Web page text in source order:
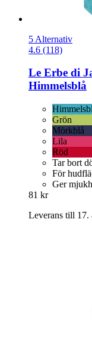
5 Alternativ
4.6 (118)
Le Erbe di
Himmelsblå
Grön
Mörkblå
Lila
Röd
Tar bort
För
Ger
81 kr
Leverans till 17.